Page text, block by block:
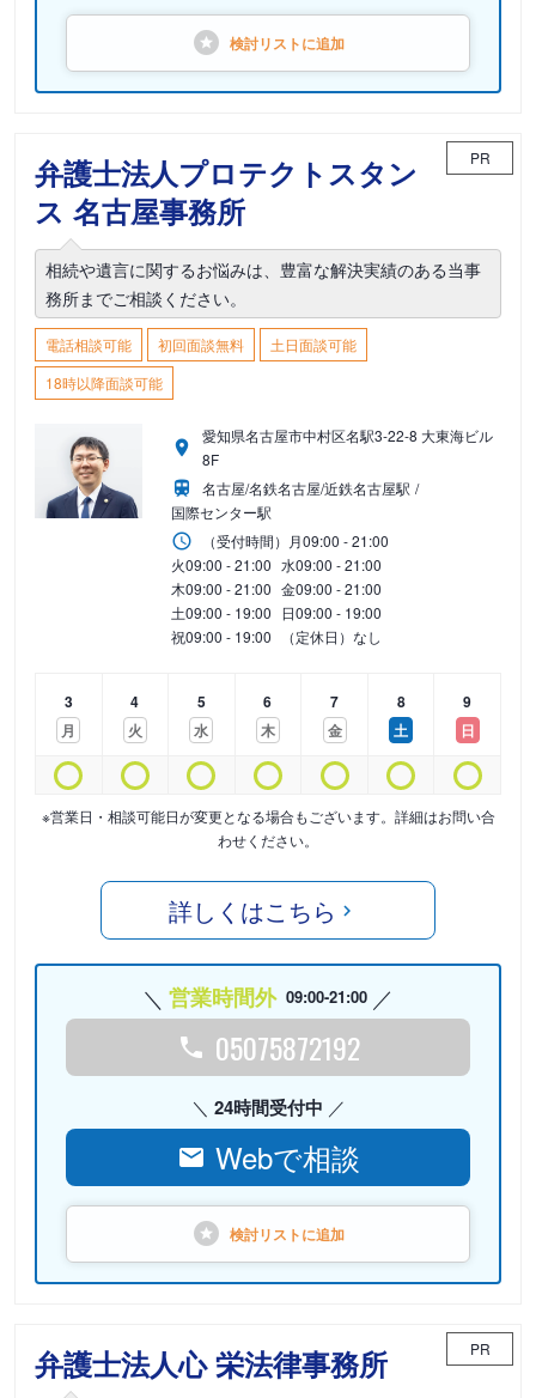
検討リストに追加
弁護士法人プロテクトスタン
ス 名古屋事務所
PR
相続や遺言に関するお悩みは、豊富な解決実績のある当事
務所までご相談ください。
電話相談可能 初回面談無料
土日面談可能
18時以降面談可能
愛知県名古屋市中村区名駅3-22-8 大東海ビル
8F
名古屋/名鉄名古屋/近鉄名古屋駅
国際センター駅
（受付時間） 月09:00 - 21:00
火09:00 - 21:00 水09:00 - 21:00
木09:00 - 21:00 金09:00 - 21:00
土09:00 - 19:00 日09:00 - 19:00
祝09:00 - 19:00 （定休日）なし
3
月
4
火
5
水
6
木
7
金
8
土
9
日
※営業日・相談可能日が変更となる場合もございます。詳細はお問い合
わせください。
詳しくはこちら
営業時間外 09:00-21:00
05075872192
24時間受付中
Webで相談
検討リストに追加
弁護士法人心 栄法律事務所 PR